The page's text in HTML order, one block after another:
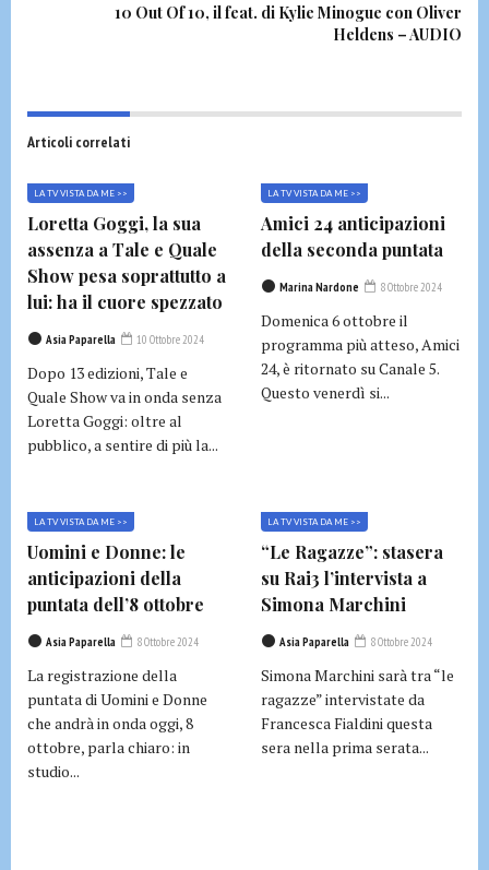
10 Out Of 10, il feat. di Kylie Minogue con Oliver
Heldens – AUDIO
Articoli correlati
LA TV VISTA DA ME >>
Loretta Goggi, la sua
assenza a Tale e Quale
Show pesa soprattutto a
lui: ha il cuore spezzato
Asia Paparella 10 Ottobre 2024
Dopo 13 edizioni, Tale e
Quale Show va in onda senza
Loretta Goggi: oltre al
pubblico, a sentire di più la...
LA TV VISTA DA ME >>
Amici 24 anticipazioni
della seconda puntata
Marina Nardone 8 Ottobre 2024
Domenica 6 ottobre il
programma più atteso, Amici
24, è ritornato su Canale 5.
Questo venerdì si...
LA TV VISTA DA ME >>
Uomini e Donne: le
anticipazioni della
puntata dell’8 ottobre
Asia Paparella 8 Ottobre 2024
La registrazione della
puntata di Uomini e Donne
che andrà in onda oggi, 8
ottobre, parla chiaro: in
studio...
LA TV VISTA DA ME >>
“Le Ragazze”: stasera
su Rai3 l’intervista a
Simona Marchini
Asia Paparella 8 Ottobre 2024
Simona Marchini sarà tra “le
ragazze” intervistate da
Francesca Fialdini questa
sera nella prima serata...